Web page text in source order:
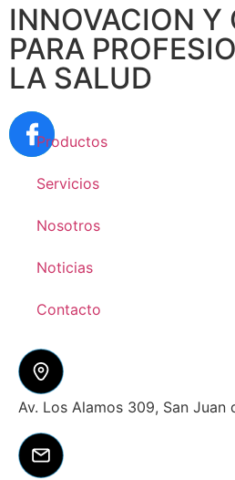
INNOVACION Y
PARA
LA SALUD
Productos
Servicios
Nosotros
Noticias
Contacto
Av. Los Alamos 309, San Juan